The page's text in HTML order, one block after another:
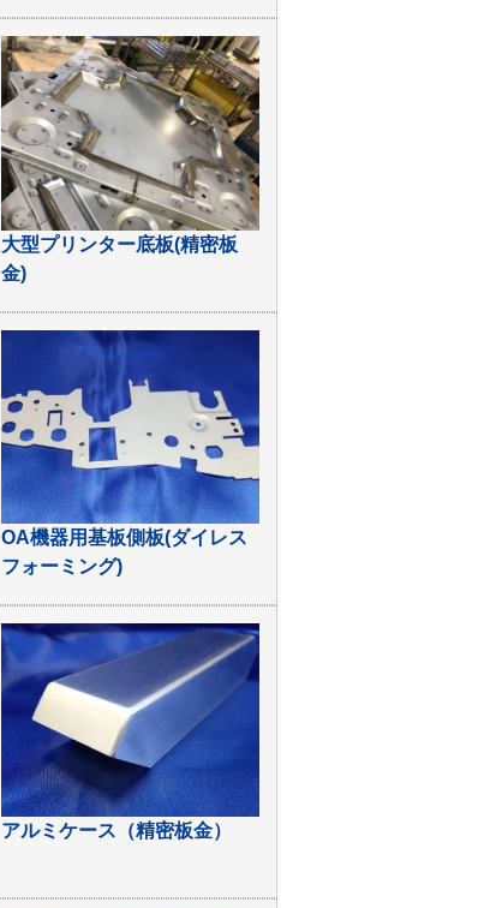
大型プリンター底板(精密板
金)
OA機器用基板側板(ダイレス
フォーミング)
アルミケース（精密板金）